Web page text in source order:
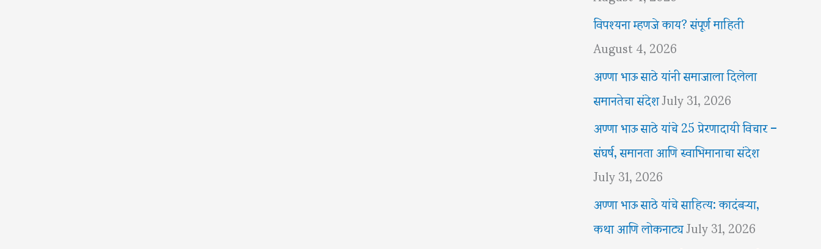
विपश्यना म्हणजे काय? संपूर्ण माहिती
August 4, 2026
अण्णा भाऊ साठे यांनी समाजाला दिलेला
समानतेचा संदेशJuly 31, 2026
अण्णा भाऊ साठे यांचे 25 प्रेरणादायी विचार –
संघर्ष, समानता आणि स्वाभिमानाचा संदेश
July 31, 2026
अण्णा भाऊ साठे यांचे साहित्य: कादंबऱ्या,
कथा आणि लोकनाट्यJuly 31, 2026